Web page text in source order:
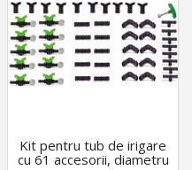
Kit pentru tub de irigare
cu 61 accesorii, diametru